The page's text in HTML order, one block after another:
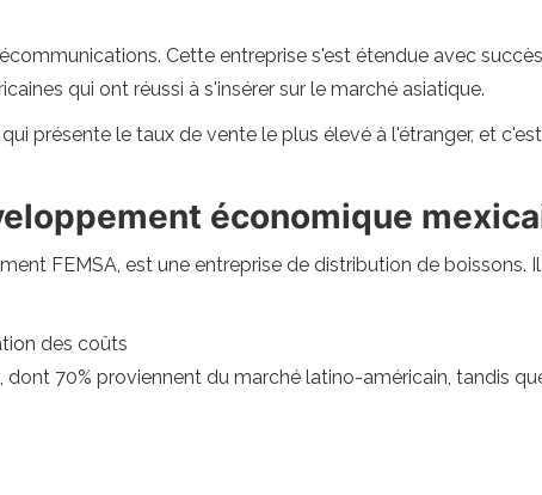
Cette entreprise s'est étendue avec
qui ont réussi à s'insérer sur le marché asiatique.
présente le taux de vente le plus élevé à l'étranger, et
économique
FEMSA, est une entreprise de distribution de boissons.
des coûts
70% proviennent du marché latino-américain, tandis